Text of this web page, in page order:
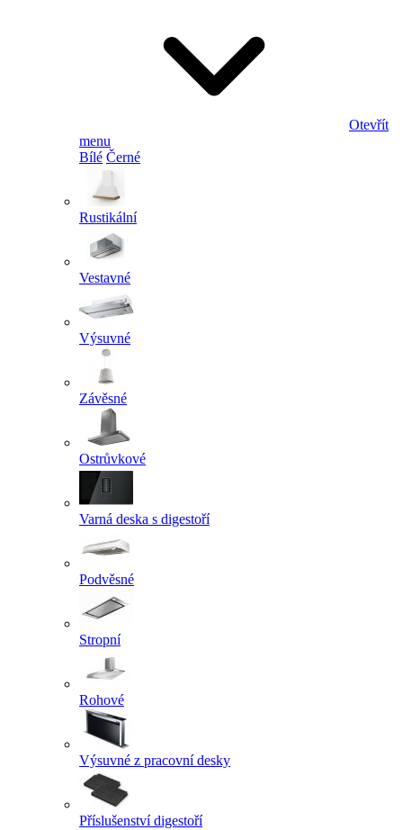
Otevřít
menu
Bílé Černé
Rustikální
Vestavné
Výsuvné
Závěsné
Ostrůvkové
Varná deska s digestoří
Podvěsné
Stropní
Rohové
Výsuvné z pracovní desky
Příslušenství digestoří